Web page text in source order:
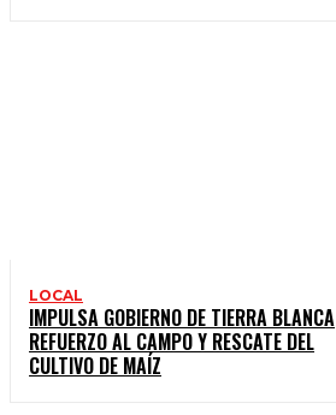
LOCAL
IMPULSA GOBIERNO DE TIERRA BLANCA
REFUERZO AL CAMPO Y RESCATE DEL
CULTIVO DE MAÍZ